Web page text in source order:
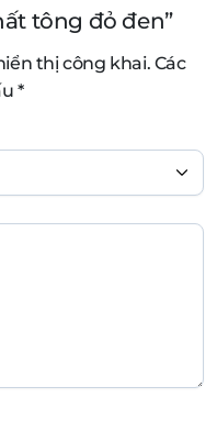
tông đỏ đen”
thị công khai. Các
*